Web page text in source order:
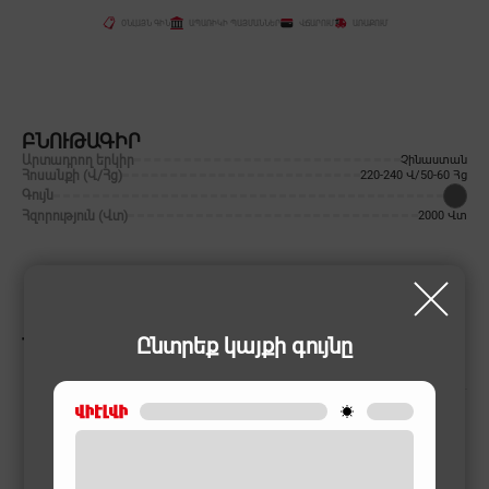
Ընտրեք կայքի գույնը
ՎՃԱՐՈՒՄ
ԲՆՈՒԹԱԳԻՐ
Արտադրող երկիր Չինաստան
Հոսանքի (Վ/Հց) 220-240 Վ/50-60 Հց
Գույն
Հզորություն (Վտ)
2000 Վտ
ՆՄԱՆԱՏԻՊ ԱՊՐԱՆՔՆԵՐ